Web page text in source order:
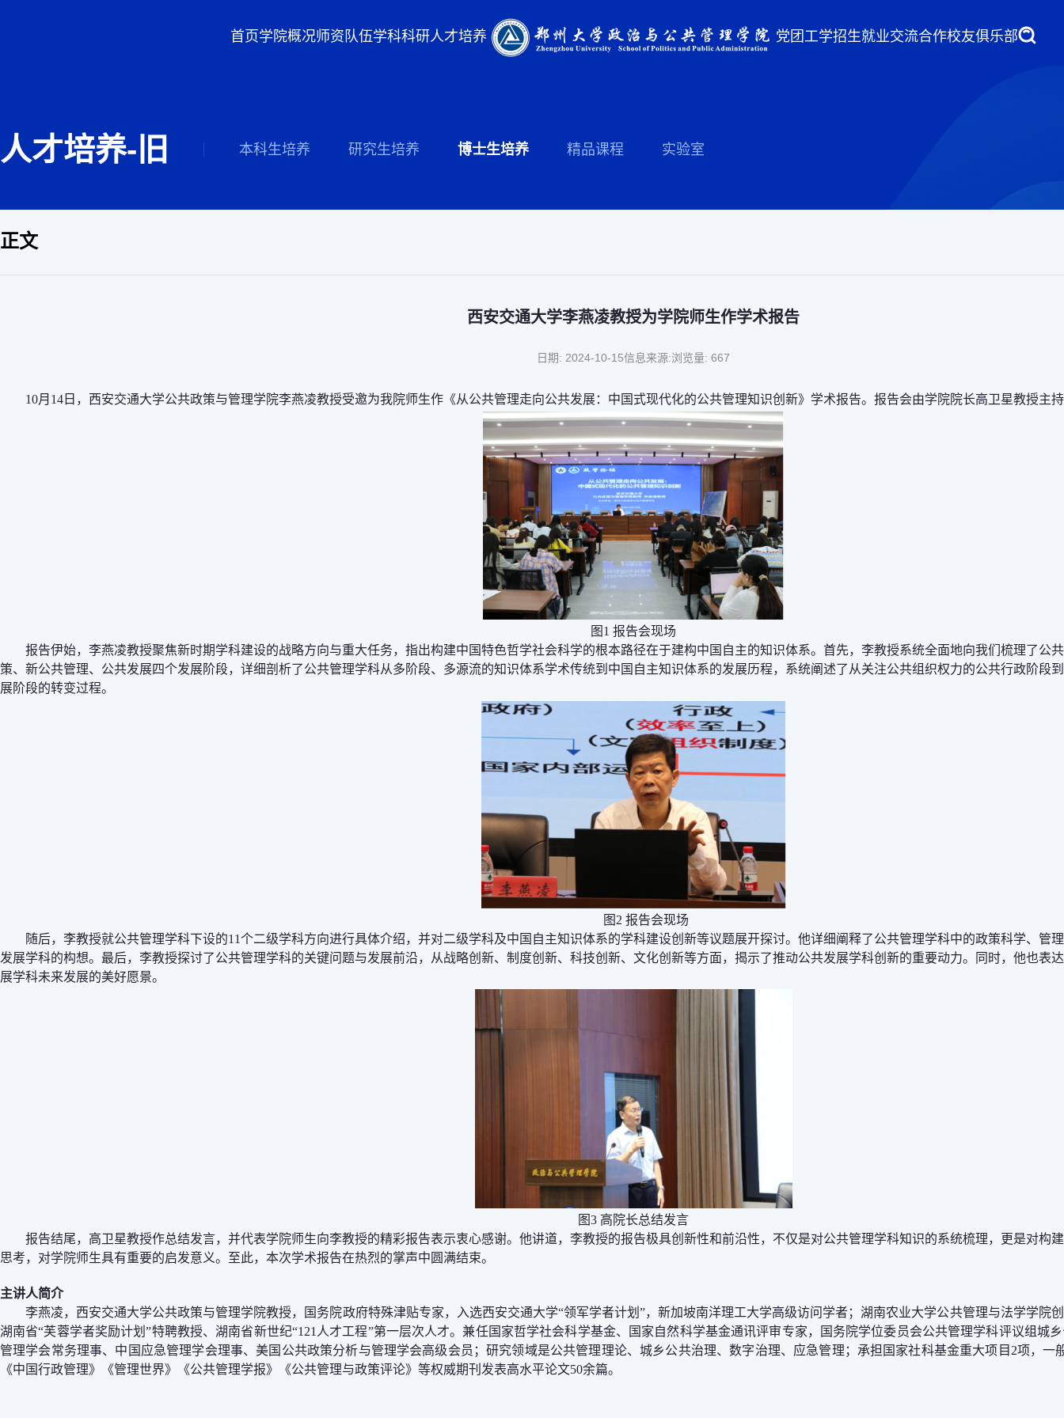
首页学院概况师资队伍学科科研人才培养 党团工学招生就业交流合作校友俱乐部
人才培养-旧 本科生培养 研究生培养 博士生培养 精品课程 实验室
正文
西安交通大学李燕凌教授为学院师生作学术报告
日期: 2024-10-15信息来源:浏览量: 667
10月14日，西安交通大学公共政策与管理学院李燕凌教授受邀为我院师生作《从公共管理走向公共发展：中国式现代化的公共管理知识创新》学术报告。报告会由学院院长高卫星教授主
图 1 报告会现场
报告伊始，李燕凌教授聚焦新时期学科建设的战略方向与重大任务，指出构建中国特色哲学社会科学的根本路径在于建构中国自主的知识体系。首先，李教授系统全面地向我们梳理了公
策、新公共管理、公共发展四个发展阶段，详细剖析了公共管理学科从多阶段、多源流的知识体系学术传统到中国自主知识体系的发展历程，系统阐述了从关注公共组织权力的公共行政阶段
展阶段的转变过程。
图 2 报告会现场
随后，李教授就公共管理学科下设的11个二级学科方向进行具体介绍，并对二级学科及中国自主知识体系的学科建设创新等议题展开探讨。他详细阐释了公共管理学科中的政策科学、管
发展学科的构想。最后，李教授探讨了公共管理学科的关键问题与发展前沿，从战略创新、制度创新、科技创新、文化创新等方面，揭示了推动公共发展学科创新的重要动力。同时，他也表
展学科未来发展的美好愿景。
图3 高院长总结发言
报告结尾，高卫星教授作总结发言，并代表学院师生向李教授的精彩报告表示衷心感谢。他讲道，李教授的报告极具创新性和前沿性，不仅是对公共管理学科知识的系统梳理，更是对构
思考，对学院师生具有重要的启发意义。至此，本次学术报告在热烈的掌声中圆满结束。
主讲人简介
李燕凌，西安交通大学公共政策与管理学院教授，
国务院政府特殊津贴专家，入选西安交通大学“领军学者计划”，新加坡南洋理工大学高级访问学者；湖南农业大学公共管理与法学学院
湖南省“芙蓉学者奖励计划”特聘教授、湖南省新世纪“121人才工程”第一层次人才。兼任国家哲学社会科学基金、国家自然科学基金通讯评审专家，国务院学位委员会公共管理学科评议组城
管理学会常务理事、中国应急管理学会理事、美国公共政策分析与管理学会高级会员；研究领域是公共管理理论、城乡公共治理、数字治理、应急管理；承担国家社科基金重大项目 2项，一
《中国行政管理》《管理世界》《公共管理学报》《公共管理与政策评论》等权威期刊发表高水平论文50余篇。